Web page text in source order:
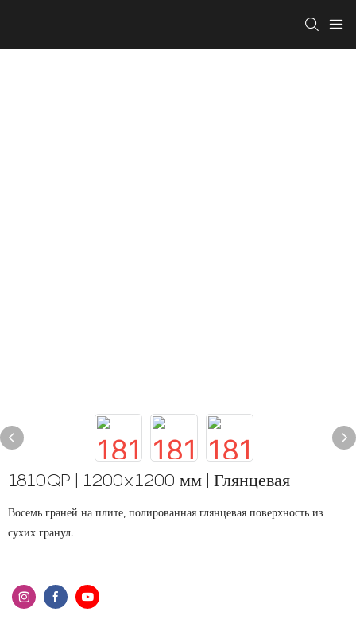
1810QP | 1200x1200 мм | Глянцевая
Восемь граней на плите, полированная глянцевая поверхность из
сухих гранул.